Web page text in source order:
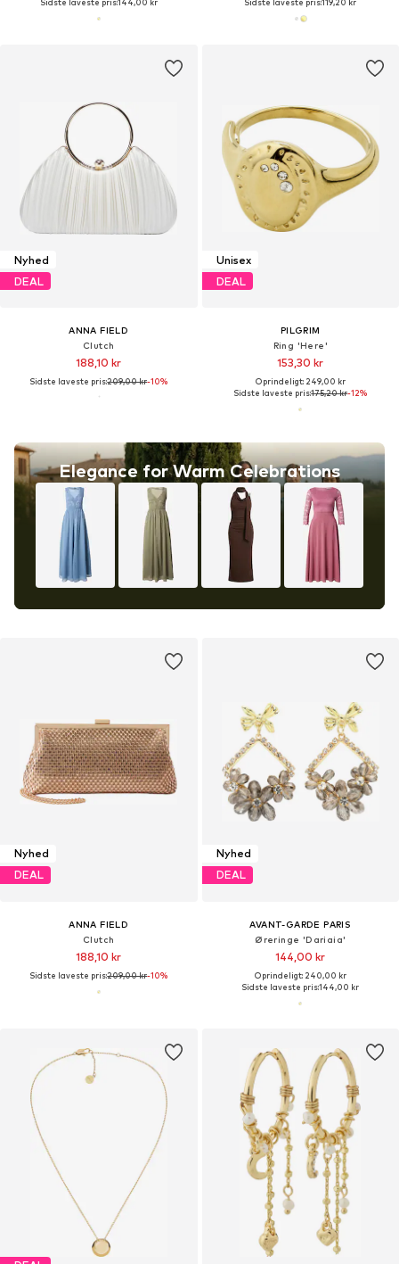
Sidste laveste pris:144,00 kr
Sidste laveste pris:119,20 kr
Nyhed
DEAL
ANNA FIELD
Clutch
188,10 kr
Sidste laveste pris:209,00 kr-10%
Elegance for Warm Celebrations
Unisex
DEAL
PILGRIM
Ring 'Here'
153,30 kr
Oprindeligt: 249,00 kr
Sidste laveste pris:175,20 kr-12%
Nyhed
DEAL
ANNA FIELD
Clutch
188,10 kr
Sidste laveste pris:209,00 kr-10%
Nyhed
DEAL
AVANT-GARDE PARIS
Øreringe 'Dariaia'
144,00 kr
Oprindeligt: 240,00 kr
Sidste laveste pris:144,00 kr